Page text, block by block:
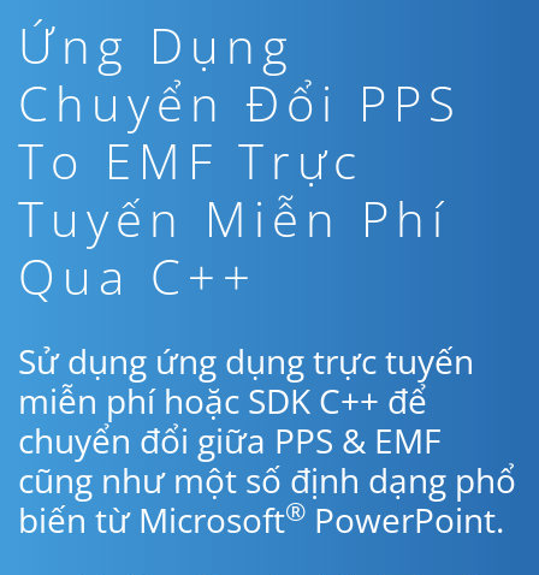
Ứng Dụng
Chuyển Đổi PPS
To EMF Trực
Tuyến Miễn Phí
Qua C++
Sử dụng ứng dụng trực tuyến
miễn phí hoặc SDK C++ để
chuyển đổi giữa PPS & EMF
cũng như một số định dạng phổ
biến từ Microsoft® PowerPoint.